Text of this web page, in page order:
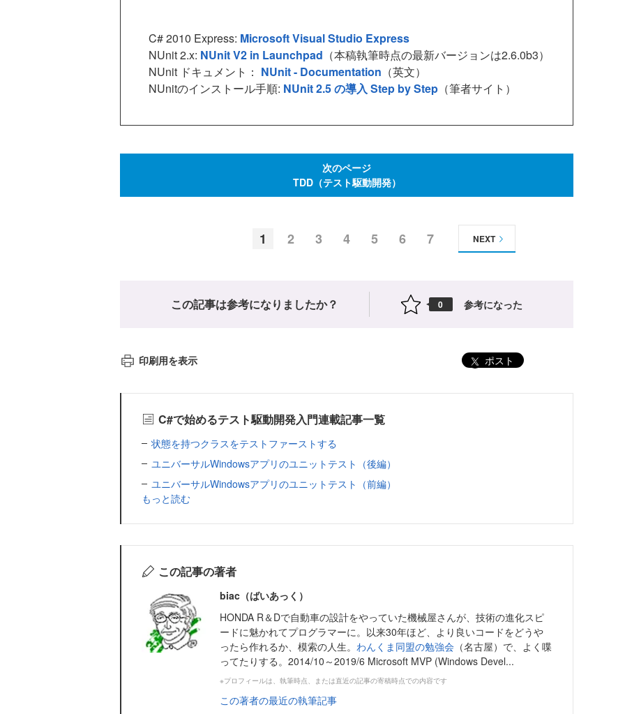
C# 2010 Express: Microsoft Visual Studio Express
NUnit 2.x: NUnit V2 in Launchpad （本稿執筆時点の最新バージョンは2.6.0b3）
NUnit ドキュメント： NUnit - Documentation （英文）
NUnitのインストール手順: NUnit 2.5 の導入 Step by Step （筆者サイト）
次のページ
TDD（テスト駆動開発）
1 2 3 4 5 6 7 NEXT
この記事は参考になりましたか？ 0 参考になった
印刷用を表示 ポスト
C#で始めるテスト駆動開発入門連載記事一覧
状態を持つクラスをテストファーストする
ユニバーサルWindowsアプリのユニットテスト（後編）
ユニバーサルWindowsアプリのユニットテスト（前編）
もっと読む
この記事の著者
biac（ばいあっく）
HONDA R＆Dで自動車の設計をやっていた機械屋さんが、技術の進化スピ
ードに魅かれてプログラマーに。以来30年ほど、より良いコードをどうや
ったら作れるか、模索の人生。 わんくま同盟の勉強会 （名古屋）で、よく喋
ってたりする。2014/10～2019/6 Microsoft MVP (Windows Devel...
※プロフィールは、執筆時点、または直近の記事の寄稿時点での内容です
この著者の最近の執筆記事